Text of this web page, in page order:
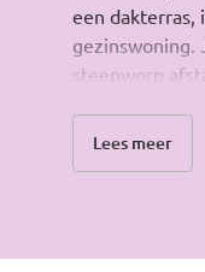
een dakterras,
gezinswoning.
steenworp
Lees meer